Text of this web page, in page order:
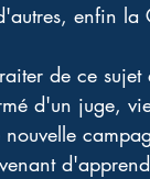
enfin
de ce
d'un juge,
nouvelle